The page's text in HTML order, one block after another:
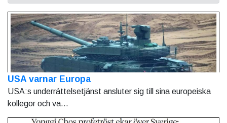
USA varnar Europa
USA:s underrättelsetjänst ansluter sig till sina europeiska
kollegor och va...